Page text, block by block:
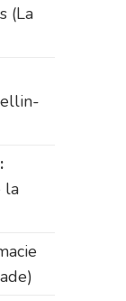
(La
la